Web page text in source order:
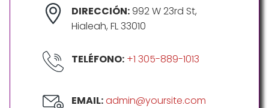
DIRECCIÓN:992 W 23rd St,
Hialeah, FL 33010
TELÉFONO: +1 305-889-1013
EMAIL:admin@yoursite.com